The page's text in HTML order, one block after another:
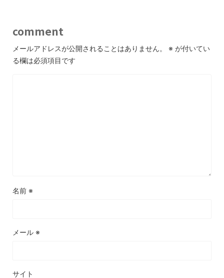
comment
メールアドレスが公開されることはありません。 ※ が付いてい
る欄は必須項目です
名前 ※
メール ※
サイト